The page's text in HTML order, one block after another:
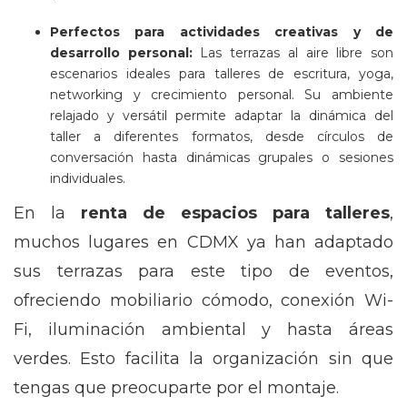
Perfectos para actividades creativas y de
desarrollo personal: Las terrazas al aire libre son
escenarios ideales para talleres de escritura, yoga,
networking y crecimiento personal. Su ambiente
relajado y versátil permite adaptar la dinámica del
taller a diferentes formatos, desde círculos de
conversación hasta dinámicas grupales o sesiones
individuales.
En la renta de espacios para talleres,
muchos lugares en CDMX ya han adaptado
sus terrazas para este tipo de eventos,
ofreciendo mobiliario cómodo, conexión Wi-
Fi, iluminación ambiental y hasta áreas
verdes. Esto facilita la organización sin que
tengas que preocuparte por el montaje.